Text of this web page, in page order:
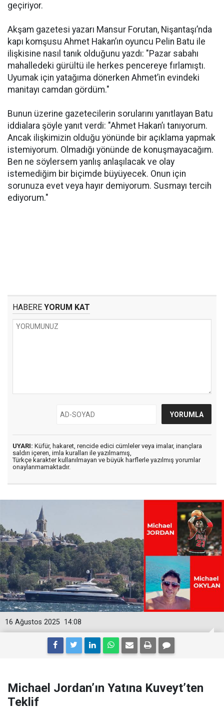
geçiriyor.
Akşam gazetesi yazarı Mansur Forutan, Nişantaşı’nda
kapı komşusu Ahmet Hakan’ın oyuncu Pelin Batu ile
ilişkisine nasıl tanık olduğunu yazdı: "Pazar sabahı
mahalledeki gürültü ile herkes pencereye fırlamıştı.
Uyumak için yatağıma dönerken Ahmet’in evindeki
manitayı camdan gördüm."
Bunun üzerine gazetecilerin sorularını yanıtlayan Batu
iddialara şöyle yanıt verdi: "Ahmet Hakan’ı tanıyorum.
Ancak ilişkimizin olduğu yönünde bir açıklama yapmak
istemiyorum. Olmadığı yönünde de konuşmayacağım.
Ben ne söylersem yanlış anlaşılacak ve olay
istemediğim bir biçimde büyüyecek. Onun için
sorunuza evet veya hayır demiyorum. Susmayı tercih
ediyorum."
HABERE YORUM KAT
UYARI: Küfür, hakaret, rencide edici cümleler veya imalar, inançlara
saldırı içeren, imla kuralları ile yazılmamış,
Türkçe karakter kullanılmayan ve büyük harflerle yazılmış yorumlar
onaylanmamaktadır.
14:08
16 Ağustos 2025
Michael Jordan’ın Yatına Kuveyt’ten
Teklif